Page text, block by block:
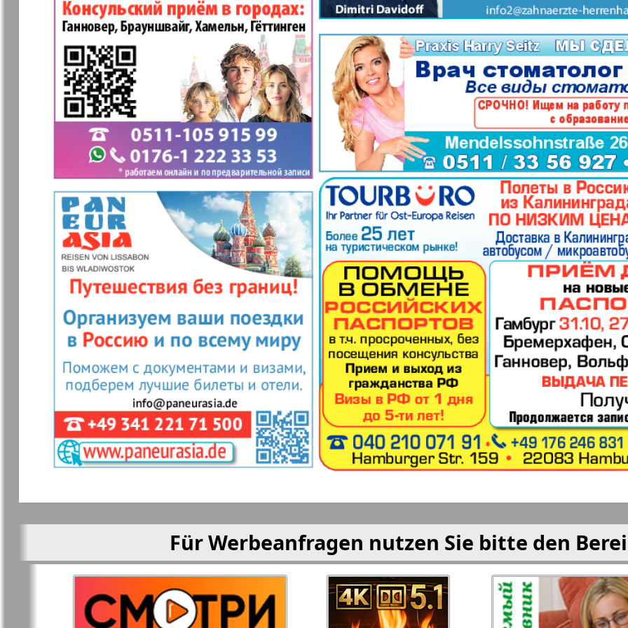
Germania Plus Dawai Dialog
Hauskulinar
Domaschnij
Restaurant
Dublin Infozentr
Europa Ekspress European meridian ExPress Jasmin
Zakon i ludi
Ausländische
Aufzeichnungen
Sdorowje Iguana
Nachrichten BW Izum iDEAL Karriere
Kenguru Clan KP Europe KP
Krugozor Krugozor plus! Kulinar TV
Le Voyageur Life in Frankfurt М-City Majak
Unser Jerusalem Unsere Welt Nascha Gazeta
Unser Reiseburo Neskuchnaja Neue Welle Nord
Für Werbeanfragen nutzen Sie bitte den